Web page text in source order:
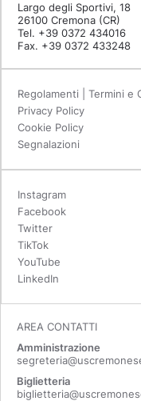
Largo degli Sportivi, 18
26100 Cremona (CR)
Tel. +39 0372 434016
Fax. +39 0372 433248
Regolamenti | Termini e
Privacy Policy
Cookie Policy
Segnalazioni
Instagram
Facebook
Twitter
TikTok
YouTube
LinkedIn
AREA CONTATTI
Amministrazione
Biglietteria